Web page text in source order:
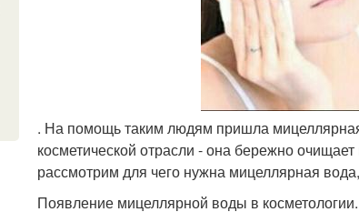
. На помощь таким людям пришла
косметической отрасли - она бережно
рассмотрим для чего нужна мицеллярная
Появление мицеллярной воды в косметологии.